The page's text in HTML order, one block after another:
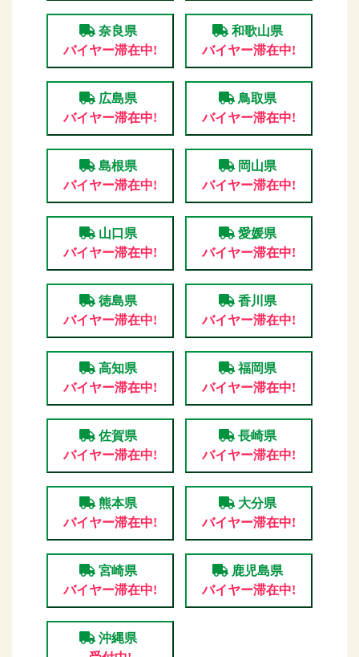
奈良県
バイヤー滞在中!
和歌山県
バイヤー滞在中!
広島県
バイヤー滞在中!
鳥取県
バイヤー滞在中!
島根県
バイヤー滞在中!
岡山県
バイヤー滞在中!
山口県
バイヤー滞在中!
愛媛県
バイヤー滞在中!
徳島県
バイヤー滞在中!
香川県
バイヤー滞在中!
高知県
バイヤー滞在中!
福岡県
バイヤー滞在中!
佐賀県
バイヤー滞在中!
長崎県
バイヤー滞在中!
熊本県
バイヤー滞在中!
大分県
バイヤー滞在中!
宮崎県
バイヤー滞在中!
鹿児島県
バイヤー滞在中!
沖縄県